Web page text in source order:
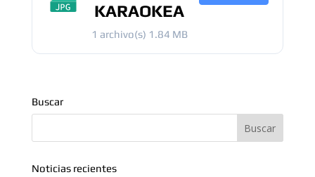
KARAOKEA
1 archivo(s) 1.84 MB
Buscar
Noticias recientes